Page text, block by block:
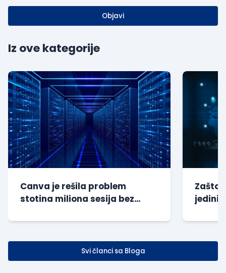
Objavi
Iz ove kategorije
Canva je rešila problem
stotina miliona sesija bez
Zašto
jedini
Svi članci sa Bloga